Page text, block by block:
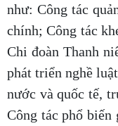
như: Công tác
chính; Công tác
Chi đoàn Thanh
phát triển nghề
nước và quốc tế,
Công tác phổ